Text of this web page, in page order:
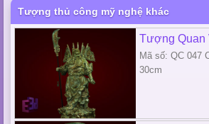
Tượng thủ công mỹ nghệ khác
Tượng Quan
Mã số: QC 047
30cm